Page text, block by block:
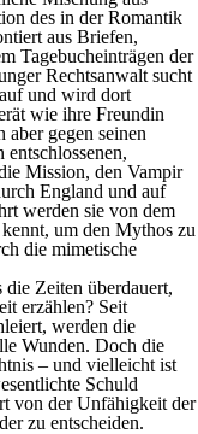
des in der Romantik
aus Briefen,
Tagebucheinträgen der
Rechtsanwalt sucht
und wird dort
wie ihre Freundin
gegen seinen
Mission, den Vampir
England und auf
werden sie von dem
um den Mythos zu
die mimetische
die Zeiten überdauert,
erzählen? Seit
werden die
Wunden. Doch die
– und vielleicht ist
Schuld
von der Unfähigkeit der
zu entscheiden.